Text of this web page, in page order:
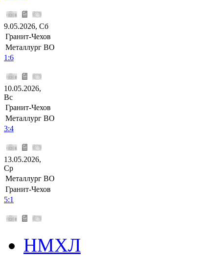
9.05.2026, Сб
Гранит-Чехов
Металлург ВО
1:6
10.05.2026,
Вс
Гранит-Чехов
Металлург ВО
3:4
13.05.2026,
Ср
Металлург ВО
Гранит-Чехов
5:1
НМХЛ